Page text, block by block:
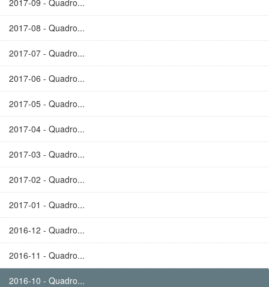
2017-09 - Quadro...
2017-08 - Quadro...
2017-07 - Quadro...
2017-06 - Quadro...
2017-05 - Quadro...
2017-04 - Quadro...
2017-03 - Quadro...
2017-02 - Quadro...
2017-01 - Quadro...
2016-12 - Quadro...
2016-11 - Quadro...
2016-10 - Quadro...